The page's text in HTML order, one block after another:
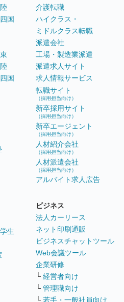
国
国
生
介護転職
ハイクラス・
ミドルクラス転職
派遣会社
工場・製造業派遣
派遣求人サイト
求人情報サービス
転職サイト
（採用担当向け）
新卒採用サイト
（採用担当向け）
新卒エージェント
（採用担当向け）
人材紹介会社
（採用担当向け）
人材派遣会社
（採用担当向け）
アルバイト求人広告
ビジネス
法人カーリース
ネット印刷通販
ビジネスチャットツール
Web会議ツール
企業研修
└ 経営者向け
└ 管理職向け
└ 若手・一般社員向け